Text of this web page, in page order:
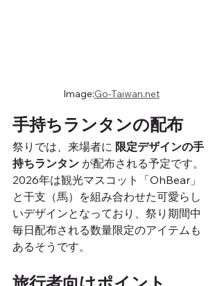
Image:Go-Taiwan.net
手持ちランタンの配布
祭りでは、来場者に 限定デザインの手
持ちランタン が配布される予定です。
2026年は観光マスコット「OhBear」
と干支（馬）を組み合わせた可愛らし
いデザインとなっており、祭り期間中
毎日配布される数量限定のアイテムも
あるそうです。